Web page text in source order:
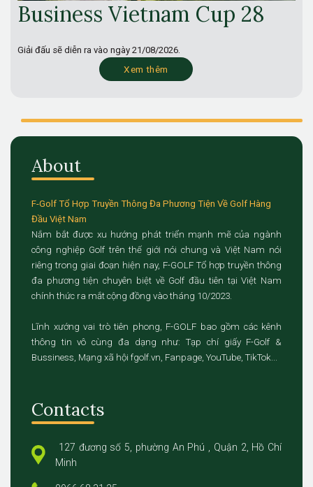
Business Vietnam Cup 28
Giải đấu sẽ diễn ra vào ngày 21/08/2026.
Xem thêm
About
F-Golf Tổ Hợp Truyền Thông Đa Phương Tiện Về Golf Hàng
Đầu Việt Nam
Nắm bắt được xu hướng phát triển mạnh mẽ của ngành
công nghiệp Golf trên thế giới nói chung và Việt Nam nói
riêng trong giai đoạn hiện nay, F-GOLF Tổ hợp truyền thông
đa phương tiện chuyên biệt về Golf đầu tiên tại Việt Nam
chính thức ra mắt cộng đồng vào tháng 10/2023.
Lĩnh xướng vai trò tiên phong, F-GOLF bao gồm các kênh
thông tin vô cùng đa dạng như: Tạp chí giấy F-Golf &
Bussiness, Mạng xã hội fgolf.vn, Fanpage, YouTube, TikTok...
Contacts
127 đương số 5, phường An Phú , Quận 2, Hồ Chí
Minh